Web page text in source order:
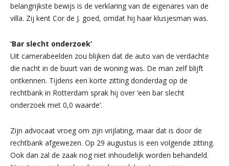
belangrijkste bewijs is de verklaring van de eigenares van de
villa. Zij kent Cor de J. goed, omdat hij haar klusjesman was.
‘Bar slecht onderzoek’
Uit camerabeelden zou blijken dat de auto van de verdachte
die nacht in de buurt van de woning was. De man zelf blijft
ontkennen. Tijdens een korte zitting donderdag op de
rechtbank in Rotterdam sprak hij over ‘een bar slecht
onderzoek met 0,0 waarde’.
Zijn advocaat vroeg om zijn vrijlating, maar dat is door de
rechtbank afgewezen. Op 29 augustus is een volgende zitting.
Ook dan zal de zaak nog niet inhoudelijk worden behandeld.